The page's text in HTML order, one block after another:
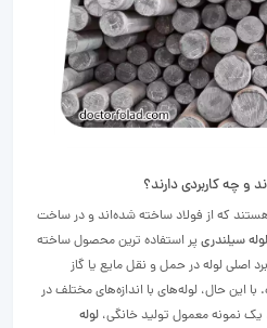
و چه کاربردی دارند؟
که از فولاد ساخته شده‌اند و در ساخت
لوله سیلندری پر استفاده ترین محصول ساخته
اصلی لوله در حمل و نقل مایع یا گاز
با این حال، لوله‌های با اندازه‌های مختلف در
یک نمونه معمول تولید خانگی، لوله